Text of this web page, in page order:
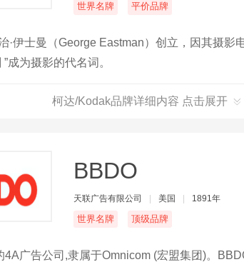
世界名牌 平价品牌
·伊士曼（George Eastman）创立，因其摄
成为摄影的代名词。
柯达/Kodak品牌详细内容 点击展开
BBDO
天联广告有限公司 美国 1891年
世界名牌 顶级品牌
4A广告公司,隶属于Omnicom (宏盟集团)。